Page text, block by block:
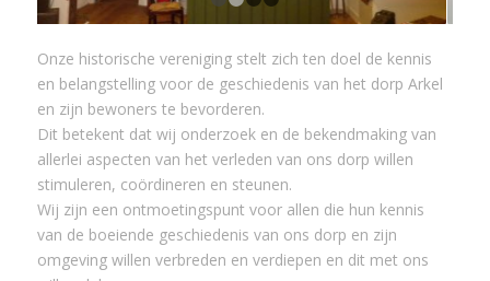
1 2 3 4
Onze historische vereniging stelt zich ten doel de kennis
en belangstelling voor de geschiedenis van het dorp Arkel
en zijn bewoners te bevorderen.
Dit betekent dat wij onderzoek en de bekendmaking van
allerlei aspecten van het verleden van ons dorp willen
stimuleren, coördineren en steunen.
Wij zijn een ontmoetingspunt voor allen die hun kennis
van de boeiende geschiedenis van ons dorp en zijn
omgeving willen verbreden en verdiepen en dit met ons